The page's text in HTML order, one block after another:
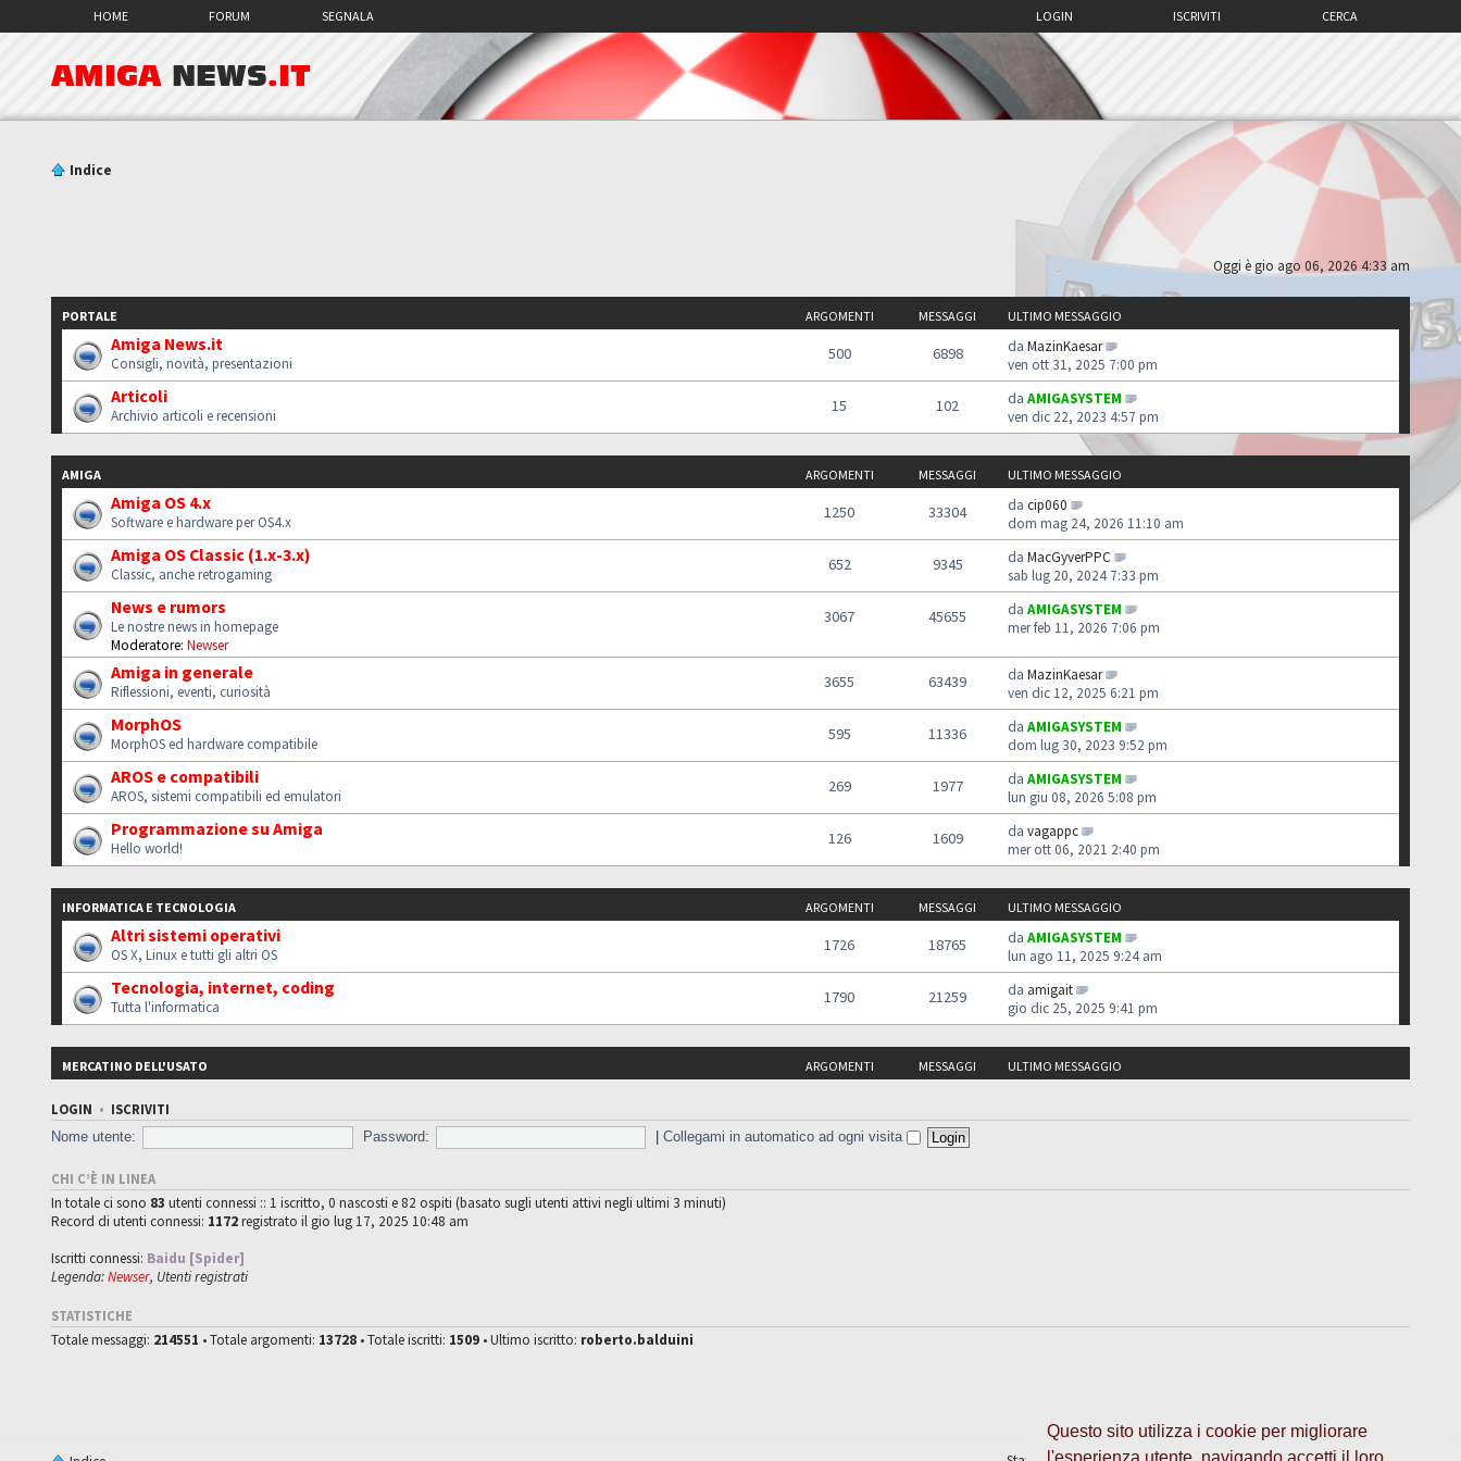
Questo sito utilizza i cookie per migliorare
l'esperienza utente, navigando accetti il loro
HOME FORUM SEGNALA CERCA
ISCRIVITI
LOGIN
AMIGA NEWS.IT
Indice
Oggi è gio ago 06, 2026 4:33 am
PORTALE ARGOMENTI MESSAGGI ULTIMO MESSAGGIO
Amiga News.it
Consigli, novità, presentazioni
500 6898 da MazinKaesar
ven ott 31, 2025 7:00 pm
Articoli
Archivio articoli e recensioni
15 102 da AMIGASYSTEM
ven dic 22, 2023 4:57 pm
AMIGA ARGOMENTI MESSAGGI ULTIMO MESSAGGIO
Amiga OS 4.x
Software e hardware per OS4.x
1250 33304 da cip060
dom mag 24, 2026 11:10 am
Amiga OS Classic (1.x-3.x)
Classic, anche retrogaming
652 9345 da MacGyverPPC
sab lug 20, 2024 7:33 pm
News e rumors
Le nostre news in homepage
Moderatore: Newser
3067 45655 da AMIGASYSTEM
mer feb 11, 2026 7:06 pm
Amiga in generale
Riflessioni, eventi, curiosità
3655 63439 da MazinKaesar
ven dic 12, 2025 6:21 pm
MorphOS
MorphOS ed hardware compatibile
595 11336 da AMIGASYSTEM
dom lug 30, 2023 9:52 pm
AROS e compatibili
AROS, sistemi compatibili ed emulatori
269 1977 da AMIGASYSTEM
lun giu 08, 2026 5:08 pm
Programmazione su Amiga
Hello world!
126 1609 da vagappc
mer ott 06, 2021 2:40 pm
INFORMATICA E TECNOLOGIA ARGOMENTI MESSAGGI ULTIMO MESSAGGIO
Altri sistemi operativi
OS X, Linux e tutti gli altri OS
1726 18765 da AMIGASYSTEM
lun ago 11, 2025 9:24 am
Tecnologia, internet, coding
Tutta l'informatica
1790 21259 da amigait
gio dic 25, 2025 9:41 pm
MERCATINO DELL'USATO ARGOMENTI MESSAGGI ULTIMO MESSAGGIO
LOGIN • ISCRIVITI
Nome utente:
Password: |Collegami in automatico ad ogni visita
CHI C’È IN LINEA
In totale ci sono 83 utenti connessi :: 1 iscritto, 0 nascosti e 82 ospiti (basato sugli utenti attivi negli ultimi 3 minuti)
Record di utenti connessi: 1172registrato il gio lug 17, 2025 10:48 am
Iscritti connessi: Baidu [Spider]
Legenda:Newser, Utenti registrati
STATISTICHE
Totale messaggi: 214551 • Totale argomenti: 13728 • Totale iscritti: 1509 • Ultimo iscritto: roberto.balduini